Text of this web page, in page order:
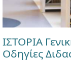
ΙΣΤΟΡΙΑ
Οδηγίες